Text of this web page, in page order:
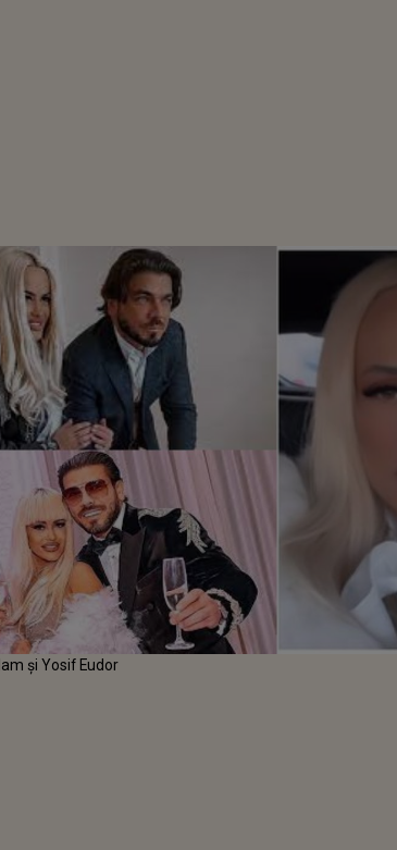
și Yosif Eudor